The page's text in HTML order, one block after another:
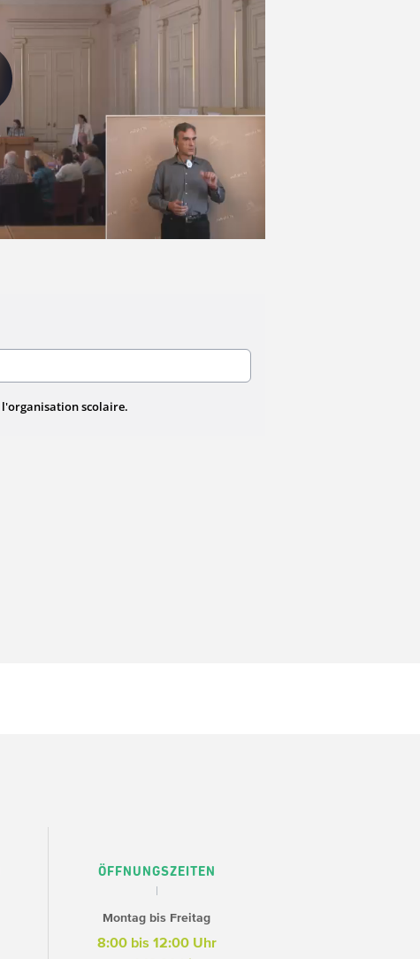
ÖFFNUNGSZEITEN
Montag bis Freitag
8:00 bis 12:00 Uhr